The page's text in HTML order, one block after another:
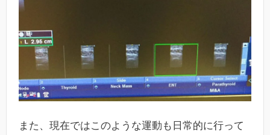
また、現在ではこのような運動も日常的に行って